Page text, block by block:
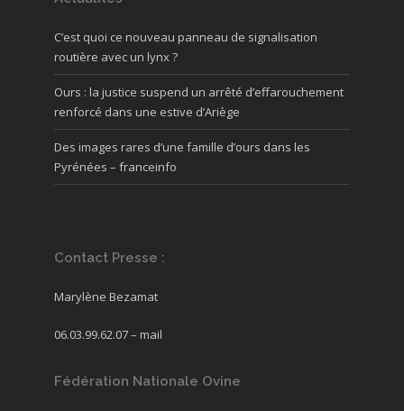
C’est quoi ce nouveau panneau de signalisation
routière avec un lynx ?
Ours : la justice suspend un arrêté d’effarouchement
renforcé dans une estive d’Ariège
Des images rares d’une famille d’ours dans les
Pyrénées – franceinfo
Contact Presse :
Marylène Bezamat
06.03.99.62.07 – mail
Fédération Nationale Ovine